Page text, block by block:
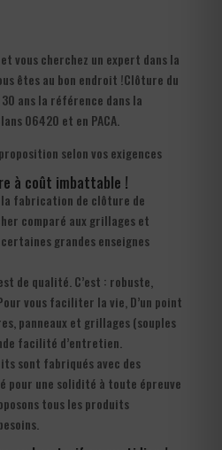
vous cherchez un expert dans la
êtes au bon endroit !Clôture du
ans la référence dans la
06420 et en PACA.
selon vos exigences
à coût imbattable !
la fabrication de clôture de
comparé aux grillages et
grandes enseignes
de qualité. C’est : robuste,
vous faciliter la vie, D’un point
panneaux et grillages (souples
facilité d’entretien.
sont fabriqués avec des
pour une solidité à toute épreuve
tous les produits